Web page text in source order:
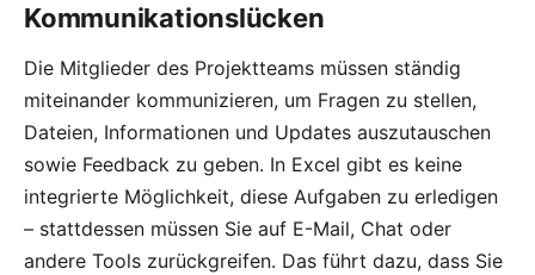
Kommunikationslücken
Die Mitglieder des Projektteams müssen ständig
miteinander kommunizieren, um Fragen zu stellen,
Dateien, Informationen und Updates auszutauschen
sowie Feedback zu geben. In Excel gibt es keine
integrierte Möglichkeit, diese Aufgaben zu erledigen
– stattdessen müssen Sie auf E-Mail, Chat oder
andere Tools zurückgreifen. Das führt dazu, dass Sie